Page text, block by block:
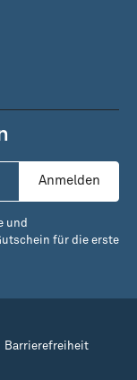
Anmelden
und
für die erste
Barrierefreiheit